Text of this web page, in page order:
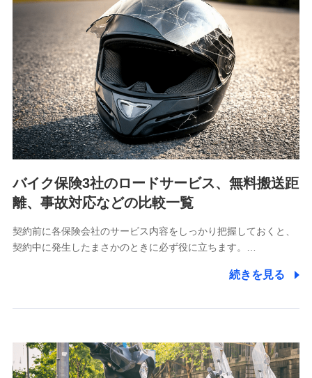
合を除き、第三者に提供いたしません。
業務の委託
当社は利用目的の達成に必要な範囲内において個人情報
の取り扱いの全部または一部を委託する場合がありま
す。
個人データの共同利用
当社は株式会社NTTドコモとの間で、以下のとおり個
【共同して利用される利用データの項目】
取得した、以下の情報などの個人データ
氏名、電話番号、メールアドレス、お客さまの識別子、属
当社又は株式会社NTTドコモが提供する各種サービスなどの
ご契約・ご利用などに関する情報。例として、当社又は株式
会社NTTドコモが提供する各種サービスのご契約状態・ご利
バイク保険3社のロードサービス、無料搬送距
離、事故対応などの比較一覧
契約前に各保険会社のサービス内容をしっかり把握しておくと、
契約中に発生したまさかのときに必ず役に立ちます。…
続きを見る